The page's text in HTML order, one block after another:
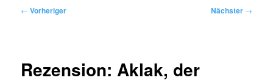
Beitragsnavigation
← Vorheriger Nächster →
Rezension: Aklak, der